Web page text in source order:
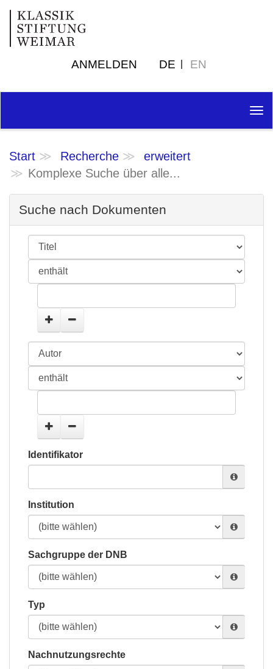
ANMELDEN DE EN
Start Recherche
erweitert
Komplexe Suche über alle...
Suche nach Dokumenten
Identifikator
Institution
Sachgruppe der DNB
Typ
Nachnutzungsrechte